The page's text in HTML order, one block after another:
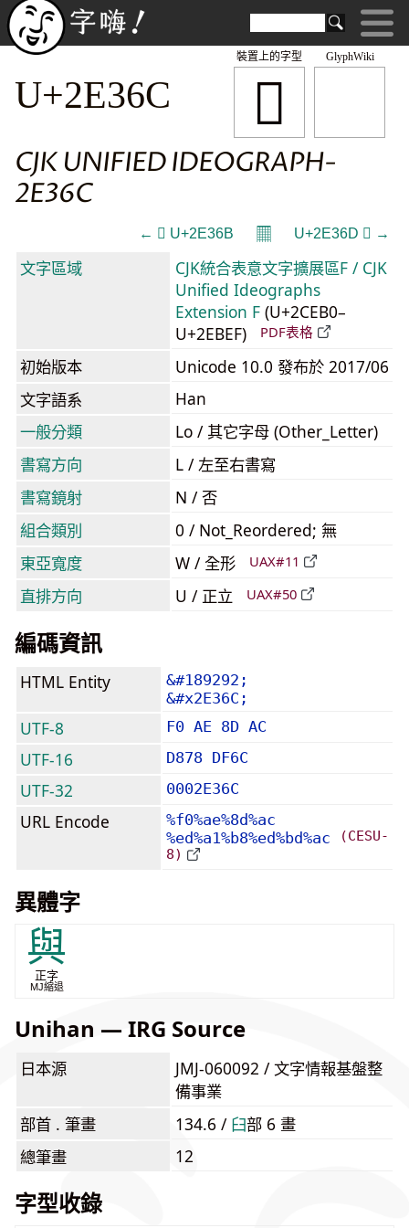
GlyphWiki
𮍬
裝置上的字型
U+2E36C
CJK UNIFIED IDEOGRAPH-
2E36C
← 𮍫 U+2E36B 𝄜 U+2E36D 𮍭 →
文字區域
CJK統合表意文字擴展區F / CJK
Unified Ideographs
Extension F (U+2CEB0–
U+2EBEF)
PDF表格
初始版本
Unicode 10.0 發布於 2017/06
文字語系
Han
一般分類
Lo / 其它字母 (Other_Letter)
書寫方向
L / 左至右書寫
書寫鏡射
N / 否
組合類別
0 / Not_Reordered; 無
東亞寬度
W / 全形 UAX#11
直排方向 U / 正立 UAX#50
編碼資訊
HTML Entity
&#189292;
&#x2E36C;
UTF-8 F0 AE 8D AC
UTF-16 D878 DF6C
UTF-32 0002E36C
URL Encode
%f0%ae%8d%ac
%ed%a1%b8%ed%bd%ac
(CESU-
8)
異體字
與
正字
MJ縮退
Unihan — IRG Source
日本源
JMJ-060092 / 文字情報基盤整
備事業
部首 . 筆畫
134.6 / ⾅部 6 畫
總筆畫
12
字型收錄